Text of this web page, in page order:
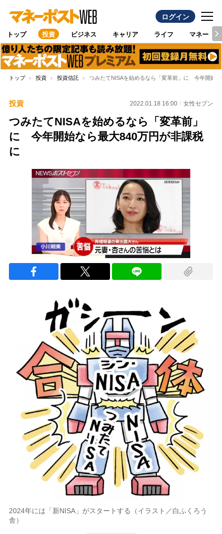
ログイン
トップ 投資 ビジネス キャリア ライフ マネー
トップ 投資 投資信託 つみたてNISAを始めるなら「変革前」に 今年開始
投資 2022.01.18 16:00 女性セブン
つみたてNISAを始めるなら「変革前」
に 今年開始なら最大840万円が非課税
に
2024年には「新NISA」がスタートする（イラスト／白ふくろう
舎）